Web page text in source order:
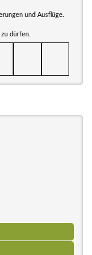
und Ausflüge.
dürfen.